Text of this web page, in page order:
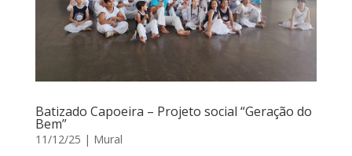
Batizado Capoeira – Projeto social “Geração do
Bem”
11/12/25 | Mural